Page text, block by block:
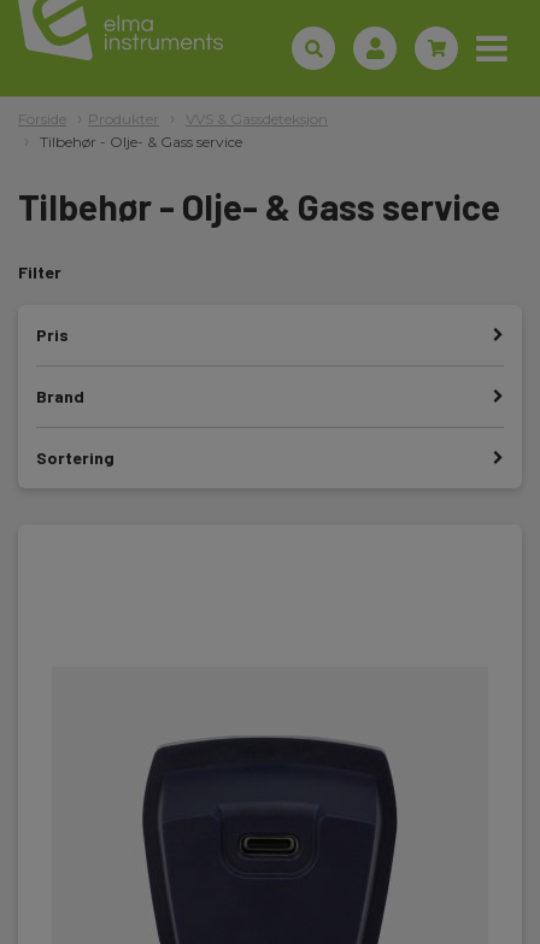
Forside Produkter
VVS & Gassdeteksjon
Tilbehør - Olje- & Gass service
Tilbehør - Olje- & Gass service
Filter
Pris
Brand
Sortering